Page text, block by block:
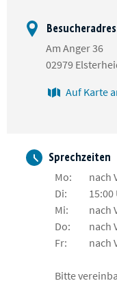
Am Anger 36
02979
Auf Karte
Sprechzeiten
Mo:
nach
Di:
15:00
Mi:
nach
Do:
nach
Fr:
nach
Bitte